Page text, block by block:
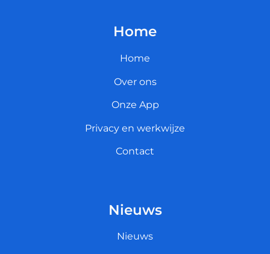
Home
Home
Over ons
Onze App
Privacy en werkwijze
Contact
Nieuws
Nieuws